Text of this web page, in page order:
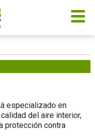
especializado en
del aire interior,
protección contra